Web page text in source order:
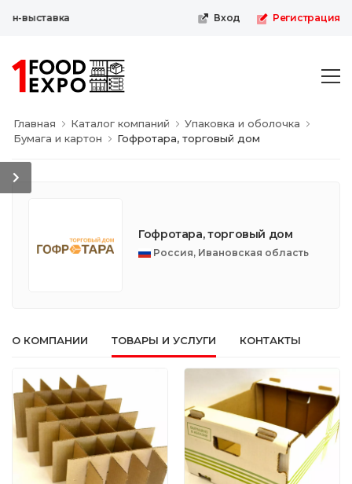
выставка Вход Регистрация
Главная Каталог компаний
Упаковка и оболочка
Бумага и картон
Гофротара, торговый дом
Гофротара, торговый дом
Россия, Ивановская область
О КОМПАНИИ ТОВАРЫ И УСЛУГИ КОНТАКТЫ